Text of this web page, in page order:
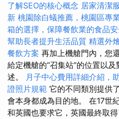
了解SEO的核心概念 居家清潔
新 桃園除白蟻推薦，桃園區專
箱的選擇，保障餐飲業的食品
幫助長者提升生活品質 精選外
餐飲方案 再加上機艙門內，您
給定機艙的“召集站”的位置以
述。 月子中心費用詳細介紹，
證照片規範 它的不同類別提供
會本身都成為目的地。 在17世
和英國也要求它，英國最終取